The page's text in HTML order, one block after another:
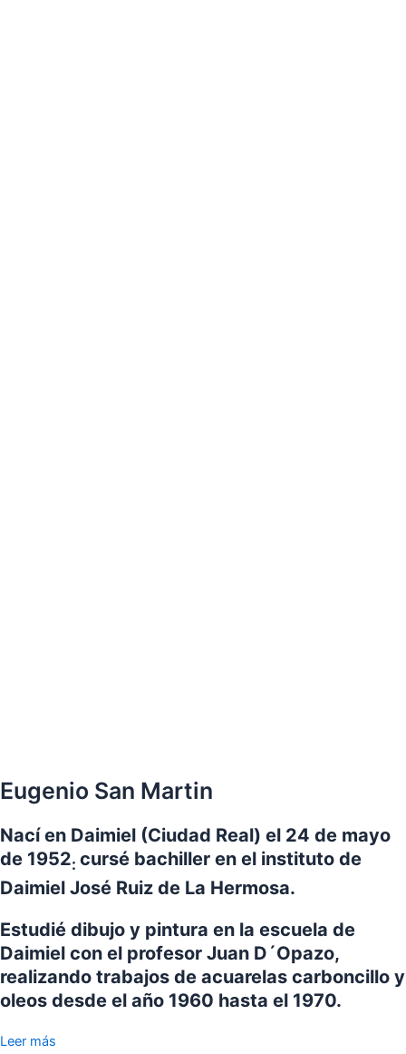
Eugenio San Martin
Nací en Daimiel (Ciudad Real) el 24 de mayo
de 1952: cursé bachiller en el instituto de
Daimiel José Ruiz de La Hermosa.
Estudié dibujo y pintura en la escuela de
Daimiel con el profesor Juan D´Opazo,
realizando trabajos de acuarelas carboncillo y
oleos desde el año 1960 hasta el 1970.
Leer más